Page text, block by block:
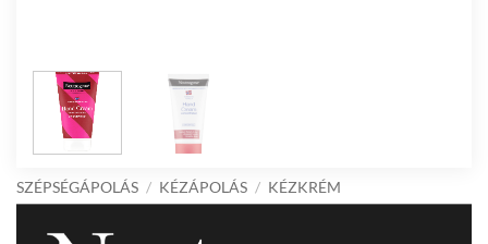
SZÉPSÉGÁPOLÁS / KÉZÁPOLÁS / KÉZKRÉM